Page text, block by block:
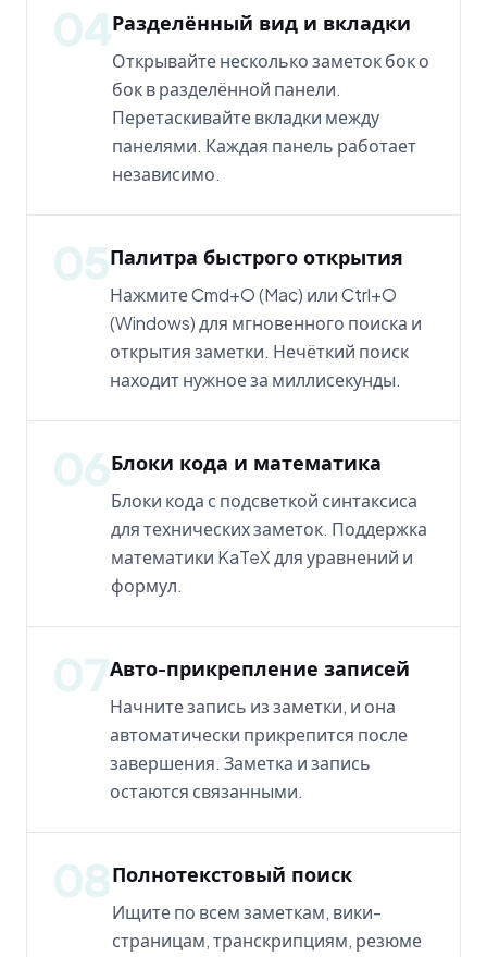
04Разделённый вид и вкладки
Открывайте несколько заметок бок о
бок в разделённой панели.
Перетаскивайте вкладки между
панелями. Каждая панель работает
независимо.
05Палитра быстрого открытия
Нажмите Cmd+O (Mac) или Ctrl+O
(Windows) для мгновенного поиска и
открытия заметки. Нечёткий поиск
находит нужное за миллисекунды.
06Блоки кода и математика
Блоки кода с подсветкой синтаксиса
для технических заметок. Поддержка
математики KaTeX для уравнений и
формул.
07Авто-прикрепление записей
Начните запись из заметки, и она
автоматически прикрепится после
завершения. Заметка и запись
остаются связанными.
08Полнотекстовый поиск
Ищите по всем заметкам, вики-
страницам, транскрипциям, резюме